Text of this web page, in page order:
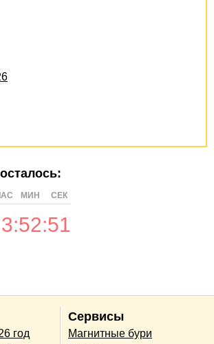
МИН СЕК
3:52:51
год
Сервисы
Магнитные бури